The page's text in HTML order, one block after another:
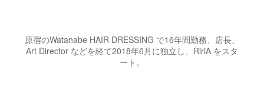
原宿のWatanabe HAIR DRESSING で16年間勤務、店長、
Art Director などを経て2018年6月に独立し、RiriA をスタ
ート。